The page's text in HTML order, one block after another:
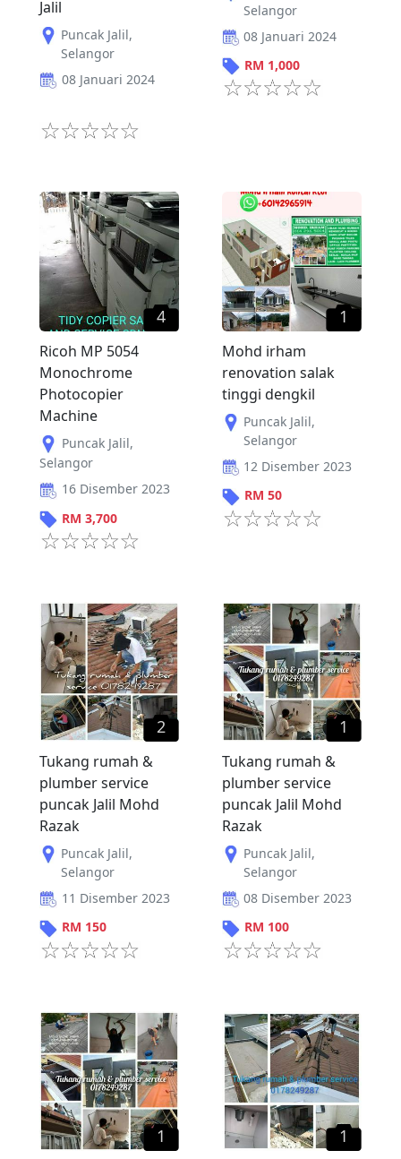
Jalil
Puncak Jalil,
Selangor
08 Januari 2024
Selangor
08 Januari 2024
RM 1,000
4
Ricoh MP 5054
Monochrome
Photocopier
Machine
Puncak Jalil,
Selangor
16 Disember 2023
RM 3,700
1
Mohd irham
renovation salak
tinggi dengkil
Puncak Jalil,
Selangor
12 Disember 2023
RM 50
2
Tukang rumah &
plumber service
puncak Jalil Mohd
Razak
Puncak Jalil,
Selangor
11 Disember 2023
RM 150
1
Tukang rumah &
plumber service
puncak Jalil Mohd
Razak
Puncak Jalil,
Selangor
08 Disember 2023
RM 100
1 1